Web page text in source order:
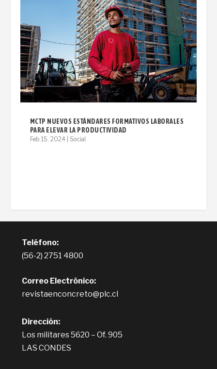
MCTP NUEVOS ESTÁNDARES FORMATIVOS LABORALES
PARA ELEVAR LA PRODUCTIVIDAD
Feb 15, 2024| Social
Teléfono:
(56-2) 2751 4800
Correo Electrónico:
revistaenconcreto@plc.cl
Dirección:
Los militares 5620 – Of. 905
LAS CONDES